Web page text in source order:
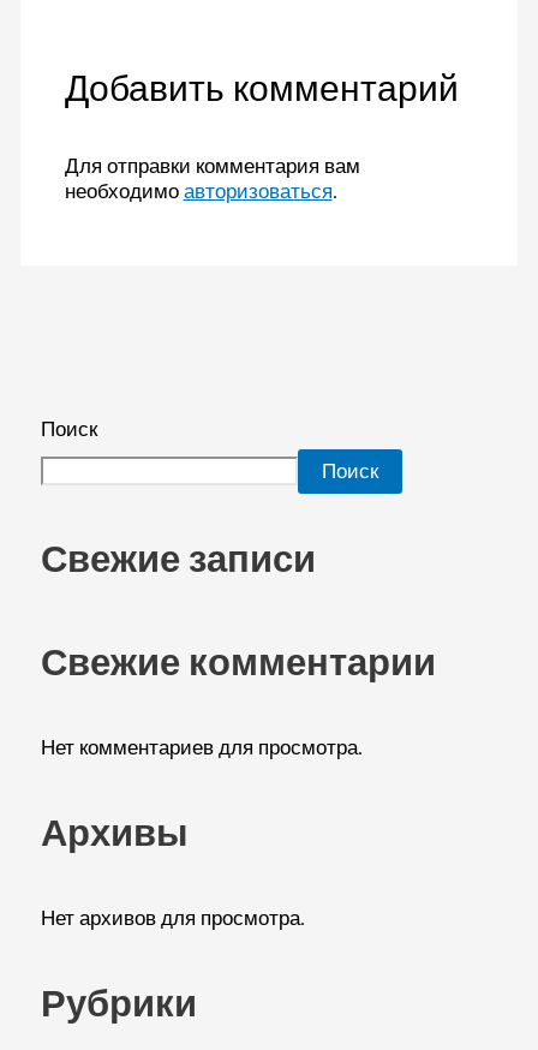
Добавить комментарий
Для отправки комментария вам
необходимо авторизоваться.
Поиск
Поиск
Свежие записи
Свежие комментарии
Нет комментариев для просмотра.
Архивы
Нет архивов для просмотра.
Рубрики